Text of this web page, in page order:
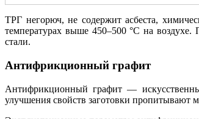
ТРГ негорюч, не содержит асбеста,
температурах выше 450–500 °С на
стали.
Антифрикционный графит
Антифрикционный графит —
улучшения свойств заготовки